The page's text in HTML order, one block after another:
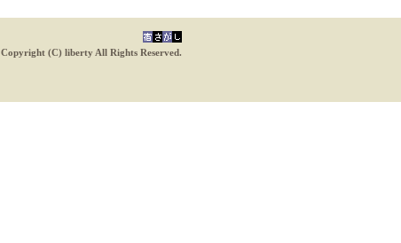
Copyright (C) liberty All Rights Reserved.